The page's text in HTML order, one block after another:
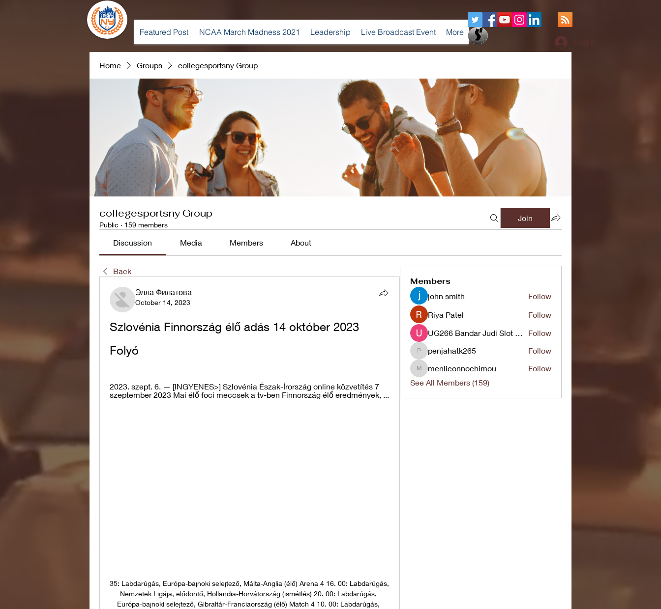
Featured Post NCAA March Madness 2021 Leadership Live Broadcast Event More
Home Groups collegesportsny Group
collegesportsny Group
Public · 159 members
Join
Discussion Media Members About
Back
Элла Филатова
October 14, 2023
Szlovénia Finnország élő adás 14 október 2023
Folyó
2023. szept. 6. — [INGYENES>] Szlovénia Észak-Írország online közvetítés 7
szeptember 2023 Mai élő foci meccsek a tv-ben Finnország élő eredmények, ...
35: Labdarúgás, Európa-bajnoki selejtező, Málta-Anglia (élő) Arena 4 16. 00: Labdarúgás,
Nemzetek Ligája, elődöntő, Hollandia-Horvátország (ismétlés) 20. 00: Labdarúgás,
Európa-bajnoki selejtező, Gibraltár-Franciaország (élő) Match 4 10. 00: Labdarúgás,
Members
john smith
Follow
Riya Patel
Follow
UG266 Bandar Judi Slot Online Live RTP Slot Gacor Tertinggi
Follow
penjahatk265
penjahatk265 Follow
menliconnochimou
menliconnochimou
Follow
See All Members (159)